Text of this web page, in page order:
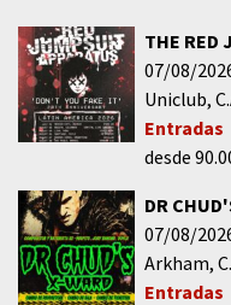
THE RED
07/08/
Uniclub
Entradas
desde
DR
07/08/
Arkham
Entradas